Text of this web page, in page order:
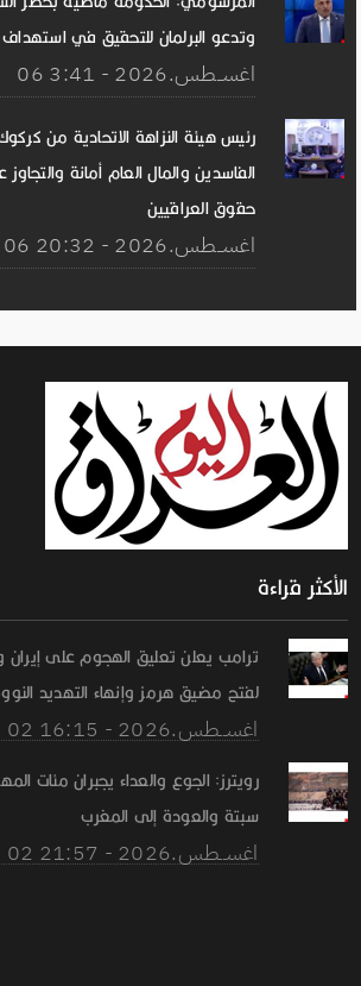
وتدعو البرلمان للتحقيق في
06 اغســطس.2026 - 3:41
رئيس هيئة النزاهة الاتحادية من
الفاسدين والمال العام أمانة والتجاوز
حقوق العراقيين
06 اغســطس.2026 - 20:32
الأكثر قراءة
ترامب يعلن تعليق الهجوم على إيران
لفتح مضيق هرمز وإنهاء التهديد
02 اغســطس.2026 - 16:15
رويترز: الجوع والعداء يجبران مئات
سبتة والعودة إلى المغرب
02 اغســطس.2026 - 21:57